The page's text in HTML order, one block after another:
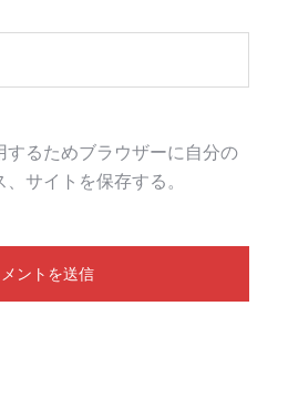
するためブラウザーに自分の
サイトを保存する。